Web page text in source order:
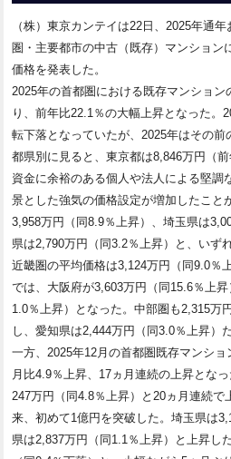
（株）東京カンテイは22日、2025年通
圏・主要都市の中古（既存）マンション
価格を発表した。
2025年の首都圏における既存マンション
り、前年比22.1％の大幅上昇となった。
転下落となっていたが、2025年はその前
都県別に見ると、東京都は8,846万円（
資金に余裕のある個人や法人による堅調
景とした強気の価格設定が増加したこと
3,958万円（同8.9％上昇）、埼玉県は
県は2,790万円（同3.2％上昇）と、いず
近畿圏の平均価格は3,124万円（同9.0％
では、大阪府が3,603万円（同15.6％上
1.0％上昇）となった。中部圏も2,315万
し、愛知県は2,444万円（同3.0％上昇）
一方、2025年12月の首都圏既存マンシ
月比4.9％上昇、17ヵ月連続の上昇とな
247万円（同4.8％上昇）と20ヵ月連続で
来、初めて1億円を突破した。埼玉県は
県は2,837万円（同1.1％上昇）と上昇し